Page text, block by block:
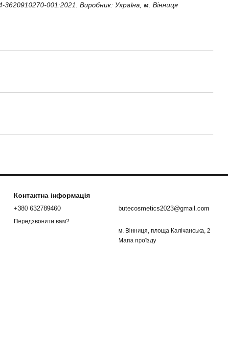
001:2021. Виробник: Україна, м. Вінниця
Контактна інформація
+380 632789460
Передзвонити вам?
butecosmetics2023@gmail.com
м. Вінниця, площа Калічанська, 2
Мапа проїзду